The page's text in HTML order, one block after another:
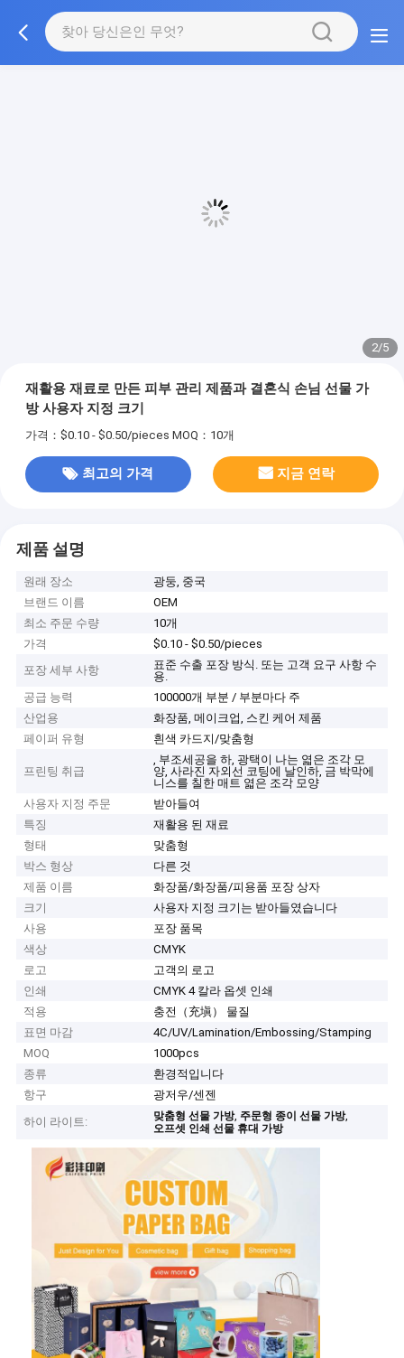
3/5
재활용 재료로 만든 피부 관리 제품과 결혼식 손님 선물 가
방 사용자 지정 크기
가격：$0.10 - $0.50/pieces MOQ：10개
최고의 가격 지금 연락
제품 설명
원래 장소
광둥, 중국
브랜드 이름
OEM
최소 주문 수량
10개
가격
$0.10 - $0.50/pieces
포장 세부 사항
표준 수출 포장 방식. 또는 고객 요구 사항 수
용.
공급 능력
100000개 부분 / 부분마다 주
산업용
화장품, 메이크업, 스킨 케어 제품
페이퍼 유형
흰색 카드지/맞춤형
프린팅 취급
, 부조세공을 하, 광택이 나는 엷은 조각 모
양, 사라진 자외선 코팅에 날인하, 금 박막에
니스를 칠한 매트 엷은 조각 모양
사용자 지정 주문
받아들여
특징
재활용 된 재료
형태
맞춤형
박스 형상
다른 것
제품 이름
화장품/화장품/피용품 포장 상자
크기
사용자 지정 크기는 받아들였습니다
사용
포장 품목
색상
CMYK
로고
고객의 로고
인쇄
CMYK 4 칼라 옵셋 인쇄
적용
충전（充塡） 물질
표면 마감
4C/UV/Lamination/Embossing/Stamping
MOQ
1000pcs
종류
환경적입니다
항구
광저우/센젠
하이 라이트:
맞춤형 선물 가방, 주문형 종이 선물 가방,
오프셋 인쇄 선물 휴대 가방